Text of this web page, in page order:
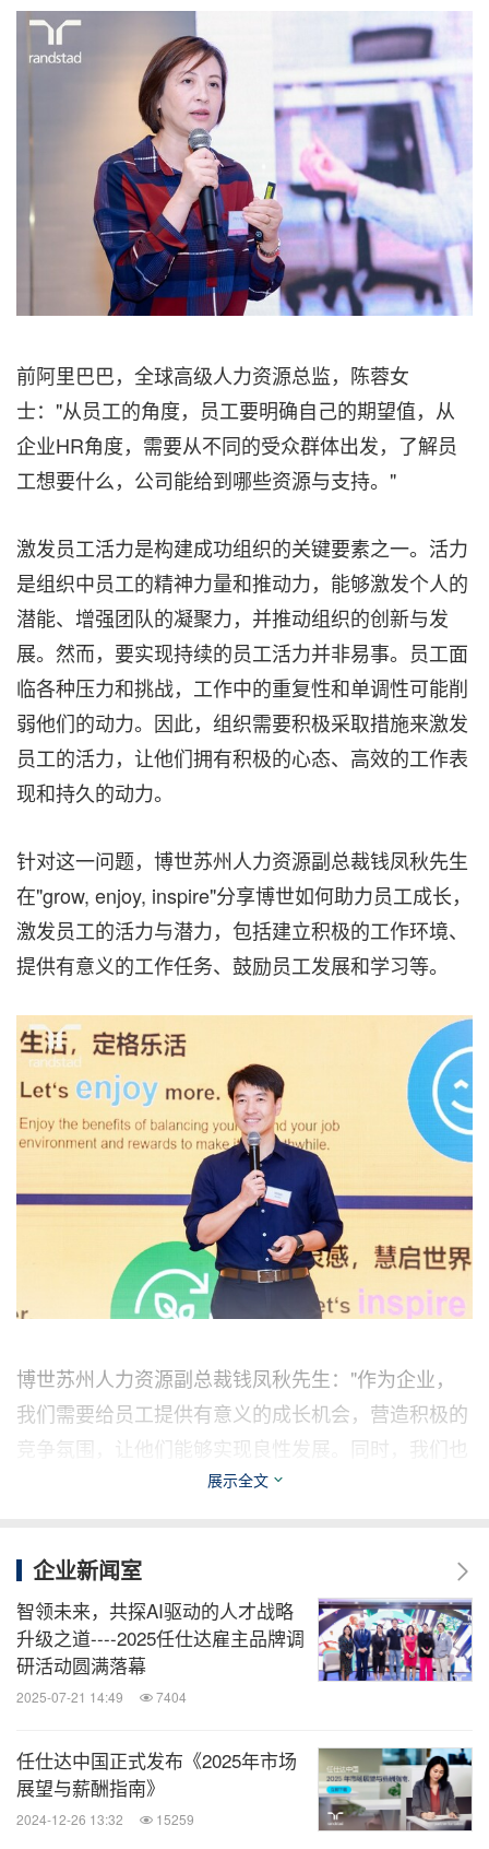
前阿里巴巴，全球高级人力资源总监，陈蓉女
士："从员工的角度，员工要明确自己的期望值，从
企业HR角度，需要从不同的受众群体出发，了解员
工想要什么，公司能给到哪些资源与支持。"
激发员工活力是构建成功组织的关键要素之一。活力
是组织中员工的精神力量和推动力，能够激发个人的
潜能、增强团队的凝聚力，并推动组织的创新与发
展。然而，要实现持续的员工活力并非易事。员工面
临各种压力和挑战，工作中的重复性和单调性可能削
弱他们的动力。因此，组织需要积极采取措施来激发
员工的活力，让他们拥有积极的心态、高效的工作表
现和持久的动力。
针对这一问题，博世苏州人力资源副总裁钱凤秋先生
在"grow, enjoy, inspire"分享博世如何助力员工成长，
激发员工的活力与潜力，包括建立积极的工作环境、
提供有意义的工作任务、鼓励员工发展和学习等。
博世苏州人力资源副总裁钱凤秋先生："作为企业，
我们需要给员工提供有意义的成长机会，营造积极的
竞争氛围，让他们能够实现良性发展。同时，我们也
要理解员工的需求，在他们需要时提供能够缓解压力
作与生活。只有赢得了人才，我们才能赢得未来。让
我们一起努力，建立一个相互赢得人才与企业的环
境，共同创造辉煌的未来。"
在圆桌论坛环节中，前阿里巴巴全球高级人力资源总
秋先生、任仕达大中华区华东中高端人才搜寻与甄选
部区域总监江越先生，以及任仕达大中华区上海中高
端人才搜寻与甄选部助理总监王珂女士围绕着主
展示全文
企业新闻室
智领未来，共探AI驱动的人才战略
升级之道----2025任仕达雇主品牌调
研活动圆满落幕
2025-07-21 14:49 7404
任仕达中国正式发布《2025年市场
展望与薪酬指南》
2024-12-26 13:32 15259